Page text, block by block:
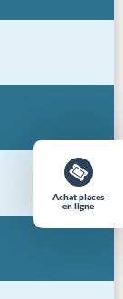
Achat places
en ligne